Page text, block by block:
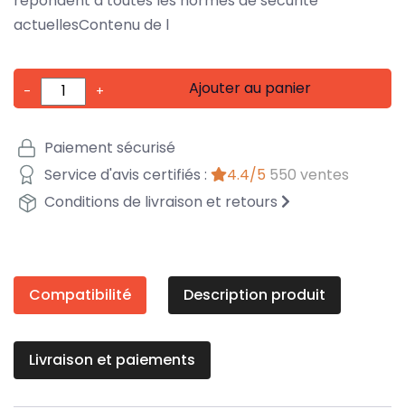
actuellesContenu de l
- + Ajouter au panier
Paiement sécurisé
Service d'avis certifiés :
4.4/5 550 ventes
Conditions de livraison et retours
Compatibilité Description produit
Livraison et paiements